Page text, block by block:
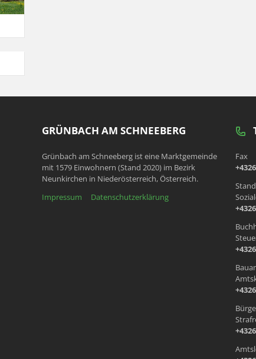
GRÜNBACH AM SCHNEEBERG
Grünbach am Schneeberg ist eine Marktgemeinde
mit 1579 Einwohnern (Stand 2020) im Bezirk
Neunkirchen in Niederösterreich, Österreich.
Impressum
Datenschutzerklärung
Fax